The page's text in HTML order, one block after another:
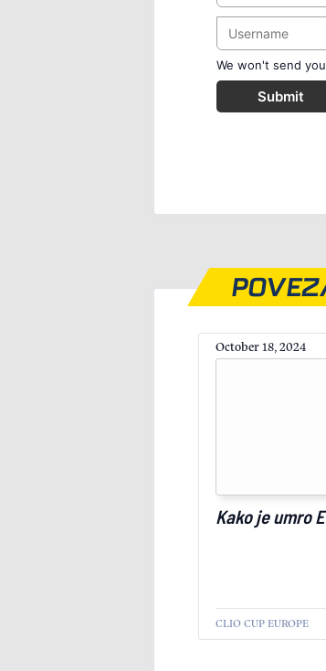
We won't send
Submit
October 18, 2024
Kako je umro
CLIO CUP EUROPE